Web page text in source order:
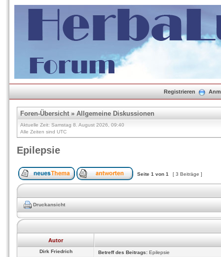
Registrieren
Foren-Übersicht» Allgemeine Diskussionen
Aktuelle Zeit: Samstag 8. August 2026, 09:40
Alle Zeiten sind UTC
Epilepsie
Seite 1 von 1 [ 3 Beiträge ]
Druckansicht
Autor
Dirk Friedrich Betreff des Beitrags: Epilepsie